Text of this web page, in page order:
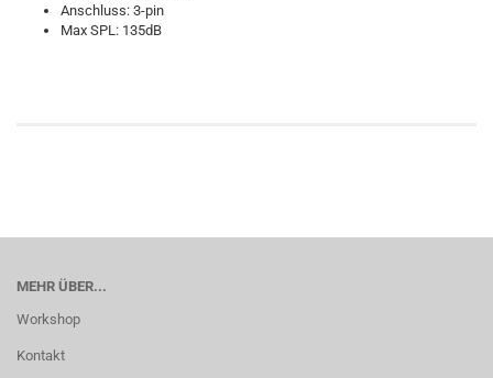
Anschluss: 3-pin
Max SPL: 135dB
MEHR ÜBER...
Workshop
Kontakt